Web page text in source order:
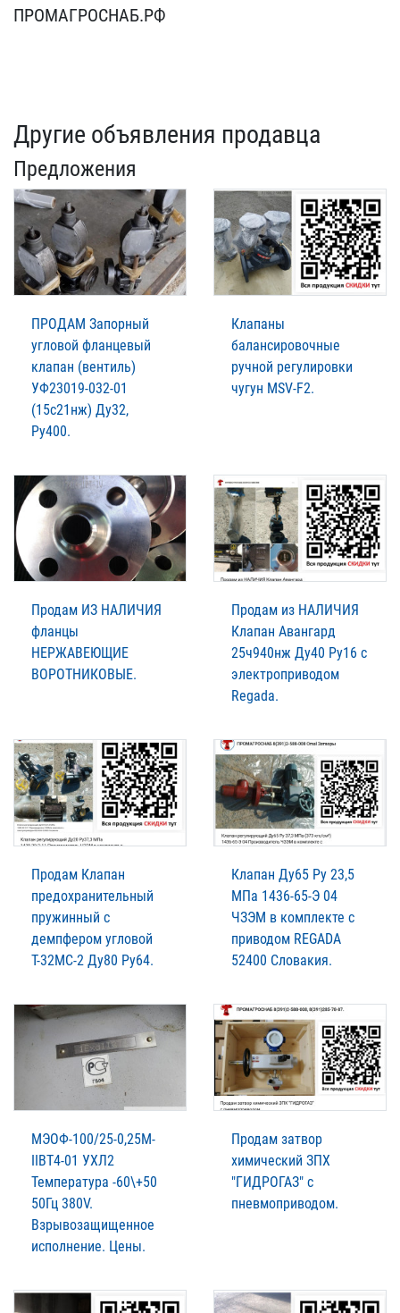
ПРОМАГРОСНАБ.РФ
Другие объявления продавца
Предложения
ПРОДАМ Запорный
угловой фланцевый
клапан (вентиль)
УФ23019-032-01
(15с21нж) Ду32,
Ру400.
Клапаны
балансировочные
ручной регулировки
чугун MSV-F2.
Продам ИЗ НАЛИЧИЯ
фланцы
НЕРЖАВЕЮЩИЕ
ВОРОТНИКОВЫЕ.
Продам из НАЛИЧИЯ
Клапан Авангард
25ч940нж Ду40 Ру16 с
электроприводом
Regada.
Продам Клапан
предохранительный
пружинный с
демпфером угловой
Т-32МС-2 Ду80 Ру64.
Клапан Ду65 Ру 23,5
МПа 1436-65-Э 04
ЧЗЭМ в комплекте с
приводом REGADA
52400 Словакия.
МЭОФ-100/25-0,25М-
IIВТ4-01 УХЛ2
Температура -60\+50
50Гц 380V.
Взрывозащищенное
исполнение. Цены.
Продам затвор
химический ЗПХ
"ГИДРОГАЗ" с
пневмоприводом.